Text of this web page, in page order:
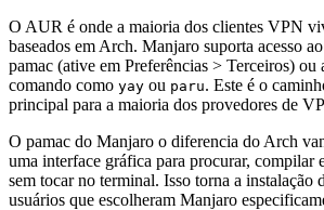
O AUR é onde a maioria dos clientes VPN
baseados em Arch. Manjaro suporta acesso
pamac (ative em Preferências > Terceiros)
comando como yay ou paru. Este é o
principal para a maioria dos provedores de
O pamac do Manjaro o diferencia do Arch
uma interface gráfica para procurar, compilar
sem tocar no terminal. Isso torna a instalação
usuários que escolheram Manjaro